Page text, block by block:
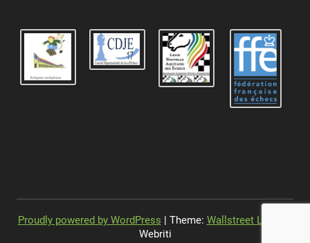
Proudly powered by WordPress | Theme: Wallstreet Light
Webriti